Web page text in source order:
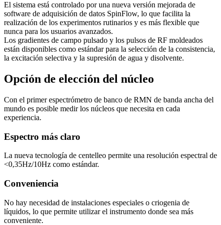
El sistema está controlado por una nueva versión mejorada de
software de adquisición de datos SpinFlow, lo que facilita la
realización de los experimentos rutinarios y es más flexible que
nunca para los usuarios avanzados.
Los gradientes de campo pulsado y los pulsos de RF moldeados
están disponibles como estándar para la selección de la consistencia,
la excitación selectiva y la supresión de agua y disolvente.
Opción de elección del núcleo
Con el primer espectrómetro de banco de RMN de banda ancha del
mundo es posible medir los núcleos que necesita en cada
experiencia.
Espectro más claro
La nueva tecnología de centelleo permite una resolución espectral de
<0,35Hz/10Hz como estándar.
Conveniencia
No hay necesidad de instalaciones especiales o criogenia de
líquidos, lo que permite utilizar el instrumento donde sea más
conveniente.